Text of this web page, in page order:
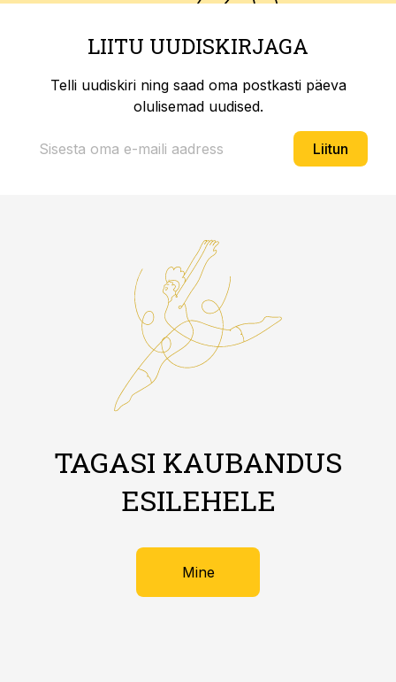
LIITU UUDISKIRJAGA
Telli uudiskiri ning saad oma postkasti päeva
olulisemad uudised.
Liitun
TAGASI KAUBANDUS
ESILEHELE
Mine